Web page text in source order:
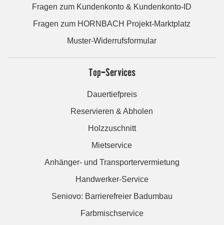
Fragen zum Kundenkonto & Kundenkonto-ID
Fragen zum HORNBACH Projekt-Marktplatz
Muster-Widerrufsformular
Top-Services
Dauertiefpreis
Reservieren & Abholen
Holzzuschnitt
Mietservice
Anhänger- und Transportervermietung
Handwerker-Service
Seniovo: Barrierefreier Badumbau
Farbmischservice